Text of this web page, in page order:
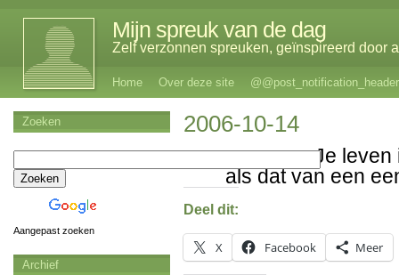
Mijn spreuk van de dag
Zelf verzonnen spreuken, geïnspireerd door
Home Over deze site @@post_notification_header
2006-10-14
Je
als dat van een
Deel dit:
X Facebook Meer
Zoeken
Aangepast zoeken
Archief